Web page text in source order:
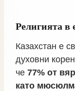
Религията в
Казахстан е
духовни
че 77% от
като